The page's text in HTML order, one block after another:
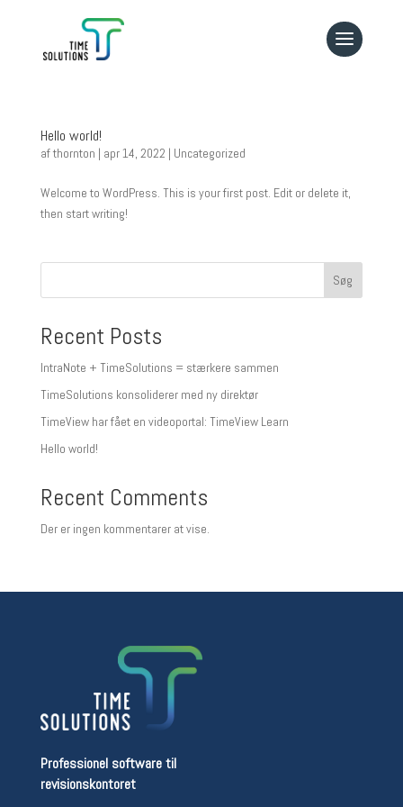
Hello world!
afthornton | apr 14, 2022 | Uncategorized
Welcome to WordPress. This is your first post. Edit or delete it,
then start writing!
Søg
Recent Posts
IntraNote + TimeSolutions = stærkere sammen
TimeSolutions konsoliderer med ny direktør
TimeView har fået en videoportal: TimeView Learn
Hello world!
Recent Comments
Der er ingen kommentarer at vise.
Professionel software til
revisionskontoret